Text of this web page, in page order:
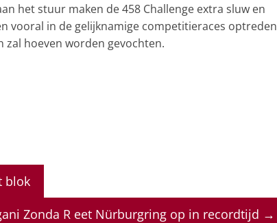
het stuur maken de 458 Challenge extra sluw en
vooral in de gelijknamige competitieraces optreden
zal hoeven worden gevochten.
blok
Zonda R eet Nürburgring op in recordtijd →